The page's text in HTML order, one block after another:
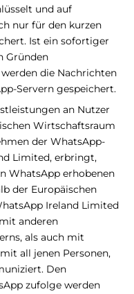
und auf
nur für den kurzen
Ist ein sofortiger
Gründen
die Nachrichten
Servern gespeichert.
an Nutzer
Wirtschaftsraum
der WhatsApp-
Limited, erbringt,
WhatsApp erhobenen
der Europäischen
Ireland Limited
anderen
als auch mit
all jenen Personen,
Den
zufolge werden